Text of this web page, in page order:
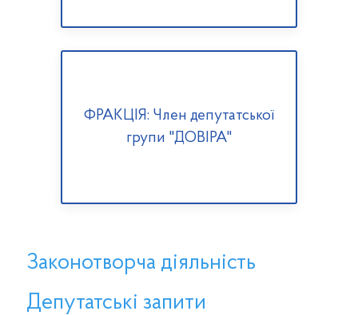
ФРАКЦІЯ: Член депутатської
групи "ДОВІРА"
Законотворча діяльність
Депутатські запити